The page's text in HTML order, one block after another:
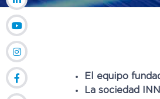
El equipo
La sociedad